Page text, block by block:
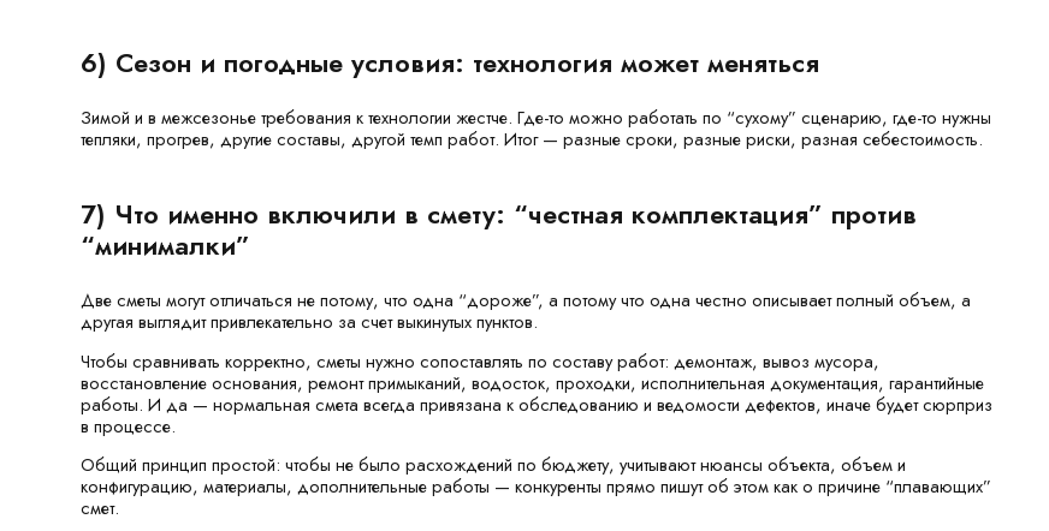
6) Сезон и погодные условия: технология может меняться
Зимой и в межсезонье требования к технологии жестче. Где-то можно работать по “сухому” сценарию, где-то нужны
тепляки, прогрев, другие составы, другой темп работ. Итог — разные сроки, разные риски, разная себестоимость.
7) Что именно включили в смету: “честная комплектация” против
“минималки”
Две сметы могут отличаться не потому, что одна “дороже”, а потому что одна честно описывает полный объем, а
другая выглядит привлекательно за счет выкинутых пунктов.
Чтобы сравнивать корректно, сметы нужно сопоставлять по составу работ: демонтаж, вывоз мусора,
восстановление основания, ремонт примыканий, водосток, проходки, исполнительная документация, гарантийные
работы. И да — нормальная смета всегда привязана к обследованию и ведомости дефектов, иначе будет сюрприз
в процессе.
Общий принцип простой: чтобы не было расхождений по бюджету, учитывают нюансы объекта, объем и
конфигурацию, материалы, дополнительные работы — конкуренты прямо пишут об этом как о причине “плавающих”
смет.